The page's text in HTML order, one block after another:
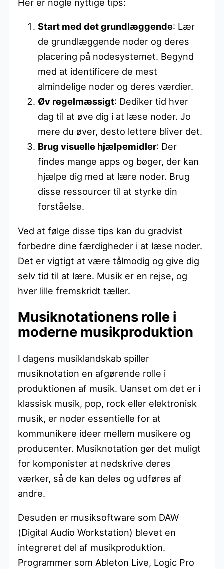
Her er nogle nyttige tips:
Start med det grundlæggende: Lær
de grundlæggende noder og deres
placering på nodesystemet. Begynd
med at identificere de mest
almindelige noder og deres værdier.
Øv regelmæssigt: Dediker tid hver
dag til at øve dig i at læse noder. Jo
mere du øver, desto lettere bliver det.
Brug visuelle hjælpemidler: Der
findes mange apps og bøger, der kan
hjælpe dig med at lære noder. Brug
disse ressourcer til at styrke din
forståelse.
Ved at følge disse tips kan du gradvist
forbedre dine færdigheder i at læse noder.
Det er vigtigt at være tålmodig og give dig
selv tid til at lære. Musik er en rejse, og
hver lille fremskridt tæller.
Musiknotationens rolle i
moderne musikproduktion
I dagens musiklandskab spiller
musiknotation en afgørende rolle i
produktionen af musik. Uanset om det er i
klassisk musik, pop, rock eller elektronisk
musik, er noder essentielle for at
kommunikere ideer mellem musikere og
producenter. Musiknotation gør det muligt
for komponister at nedskrive deres
værker, så de kan deles og udføres af
andre.
Desuden er musiksoftware som DAW
(Digital Audio Workstation) blevet en
integreret del af musikproduktion.
Programmer som Ableton Live, Logic Pro